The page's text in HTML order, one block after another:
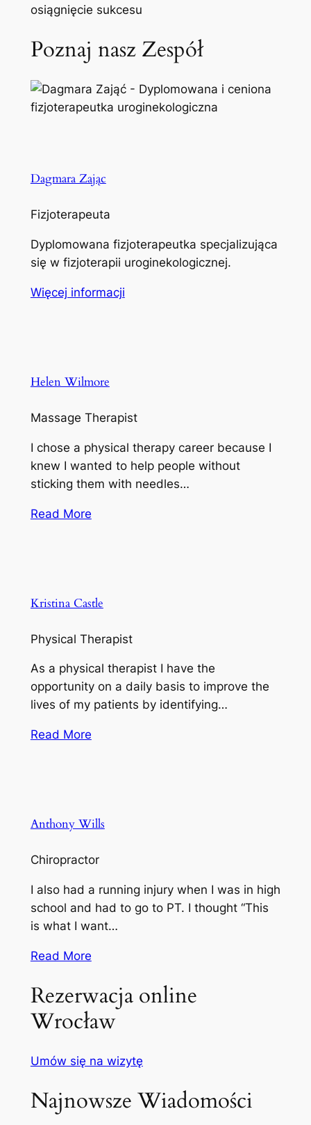
osiągnięcie sukcesu
Poznaj nasz Zespół
Dagmara Zając
Fizjoterapeuta
Dyplomowana fizjoterapeutka specjalizująca
się w fizjoterapii uroginekologicznej.
Więcej informacji
Helen Wilmore
Massage Therapist
I chose a physical therapy career because I
knew I wanted to help people without
sticking them with needles…
Read More
Kristina Castle
Physical Therapist
As a physical therapist I have the
opportunity on a daily basis to improve the
lives of my patients by identifying…
Read More
Anthony Wills
Chiropractor
I also had a running injury when I was in high
school and had to go to PT. I thought “This
is what I want…
Read More
Rezerwacja online
Wrocław
Umów się na wizytę
Najnowsze Wiadomości